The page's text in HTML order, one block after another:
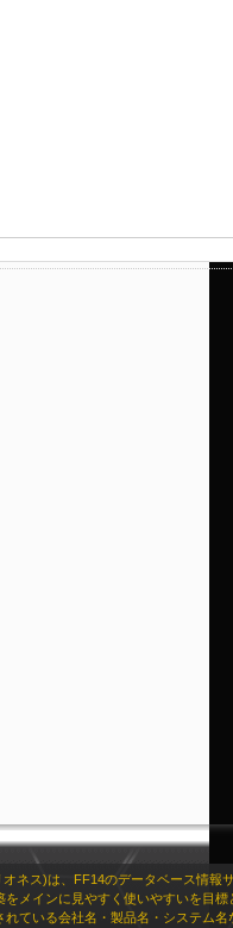
オネス)は、FF14のデータベース情報
をメインに見やすく使いやすいを目標
れている会社名・製品名・システム名